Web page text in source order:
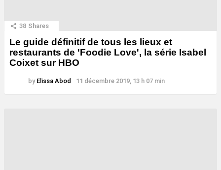
38 Shares
Le guide définitif de tous les lieux et
restaurants de 'Foodie Love', la série Isabel
Coixet sur HBO
by Elissa Abod 11 décembre 2019, 13 h 07 min